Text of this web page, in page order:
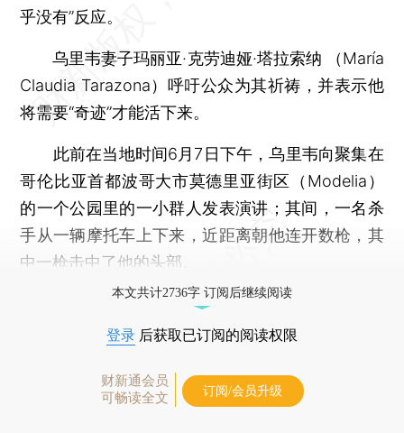
乎没有”反应。
乌里韦妻子玛丽亚·克劳迪娅·塔拉索纳 （María
Claudia Tarazona）呼吁公众为其祈祷，并表示他
将需要“奇迹”才能活下来。
此前在当地时间6月7日下午，乌里韦向聚集在
哥伦比亚首都波哥大市莫德里亚街区（Modelia）
的一个公园里的一小群人发表演讲；其间，一名杀
手从一辆摩托车上下来，近距离朝他连开数枪，其
中一枪击中了他的头部。
本文共计2736字 订阅后继续阅读
登录 后获取已订阅的阅读权限
财新通会员
可畅读全文
订阅/会员升级